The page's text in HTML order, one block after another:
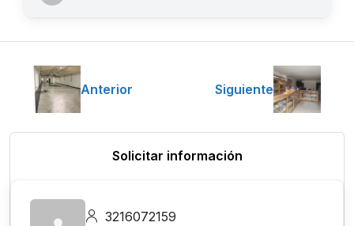
Anterior Siguiente
Solicitar información
3216072159